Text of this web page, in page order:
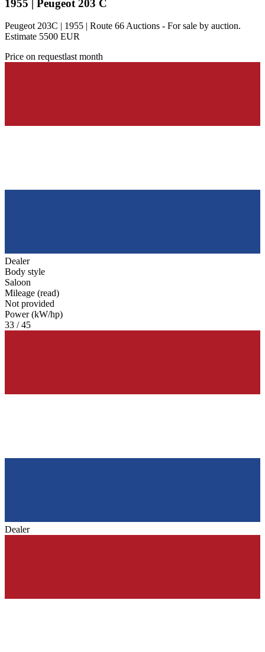
1955 | Peugeot 203 C
Peugeot 203C | 1955 | Route 66 Auctions - For sale by auction.
Estimate 5500 EUR
Price on requestlast month
Dealer
Body style
Saloon
Mileage (read)
Not provided
Power (kW/hp)
33 / 45
Dealer